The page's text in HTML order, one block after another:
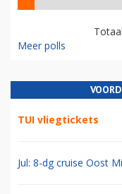
Meer polls
TUI vliegtickets
Jul: 8-dg cruise Oost